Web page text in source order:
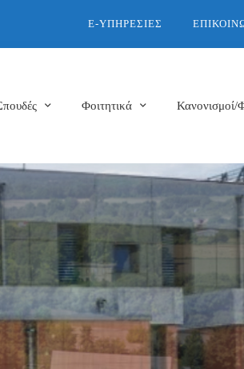
E-ΥΠΗΡΕΣΊΕΣ
Φοιτητικά